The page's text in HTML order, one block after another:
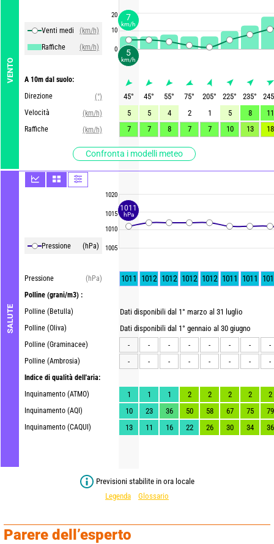
VENTO
Venti medi
(km/h)
Raffiche
(km/h)
A 10m dal suolo:
Direzione
(°)
Velocità
(km/h)
Raffiche
(km/h)
Confronta i modelli meteo
SALUTE
Pressione (hPa)
Pressione
(hPa)
Polline (grani/m3) :
Polline (Betulla)
Polline (Oliva)
Polline (Graminacee)
Polline (Ambrosia)
Indice di qualità dell'aria:
Inquinamento (ATMO)
Inquinamento (AQI)
Inquinamento (CAQUI)
20
10
0
1020
1015
1010
1005
45° 45° 55° 75° 205° 225° 235°
245
5
5 4 2 1 5 8
11
7
7 8 7 7 10 13 18
1011 1012 1012 1012 1012 1011 1011
Dati disponibili dal 1° marzo al 31 luglio
Dati disponibili dal 1° gennaio al 30 giugno
-
- - - - - -
-
-
- - - - - - -
1 1 1 2 2 2 2
2
10
23 36 50 58 67 75
79
13
11 16 22 26 30 34 36
Previsioni stabilite in ora locale
Legenda
Glossario
Parere dell’esperto
5
km/h
7
km/h
1011
hPa